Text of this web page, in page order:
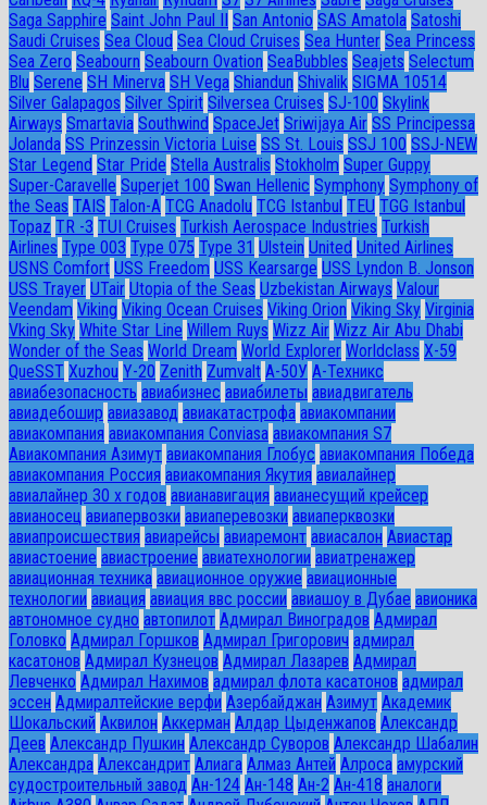
Saga Sapphire Saint John Paul II San Antonio SAS Amatola Satoshi
Saudi Cruises Sea Cloud Sea Cloud Cruises Sea Hunter Sea Princess
Sea Zero Seabourn Seabourn Ovation SeaBubbles Seajets Selectum
Blu Serene SH Minerva SH Vega Shiandun Shivalik SIGMA 10514
Silver Galapagos Silver Spirit Silversea Cruises SJ-100 Skylink
Airways Smartavia Southwind SpaceJet Sriwijaya Air SS Principessa
Jolanda SS Prinzessin Victoria Luise SS St. Louis SSJ 100 SSJ-NEW
Star Legend Star Pride Stella Australis Stokholm Super Guppy
Super-Caravelle Superjet 100 Swan Hellenic Symphony Symphony of
the Seas TAIS Talon-A TCG Anadolu TCG Istanbul TEU TGG Istanbul
Topaz TR -3 TUI Cruises Turkish Aerospace Industries Turkish
Airlines Type 003 Type 075 Type 31 Ulstein United United Airlines
USNS Comfort USS Freedom USS Kearsarge USS Lyndon B. Jonson
USS Trayer UTair Utopia of the Seas Uzbekistan Airways Valour
Veendam Viking Viking Ocean Cruises Viking Orion Viking Sky Virginia
Vking Sky White Star Line Willem Ruys Wizz Air Wizz Air Abu Dhabi
Wonder of the Seas World Dream World Explorer Worldclass X-59
QueSST Xuzhou Y-20 Zenith Zumvalt А-50У А-Техникс
авиабезопасность авиабизнес авиабилеты авиадвигатель
авиадебошир авиазавод авиакатастрофа авиакомпании
авиакомпания авиакомпания Conviasa авиакомпания S7
Авиакомпания Азимут авиакомпания Глобус авиакомпания Победа
авиакомпания Россия авиакомпания Якутия авиалайнер
авиалайнер 30 х годов авианавигация авианесущий крейсер
авианосец авиапервозки авиаперевозки авиаперквозки
авиапроисшествия авиарейсы авиаремонт авиасалон Авиастар
авиастоение авиастроение авиатехнологии авиатренажер
авиационная техника авиационное оружие авиационные
технологии авиация авиация ввс россии авиашоу в Дубае авионика
автономное судно автопилот Адмирал Виноградов Адмирал
Головко Адмирал Горшков Адмирал Григорович адмирал
касатонов Адмирал Кузнецов Адмирал Лазарев Адмирал
Левченко Адмирал Нахимов адмирал флота касатонов адмирал
эссен Адмиралтейские верфи Азербайджан Азимут Академик
Шокальский Аквилон Аккерман Алдар Цыденжапов Александр
Деев Александр Пушкин Александр Суворов Александр Шабалин
Александра Александрит Алиага Алмаз Антей Алроса амурский
судостроительный завод Ан-124 Ан-148 Ан-2 Ан-418 аналоги